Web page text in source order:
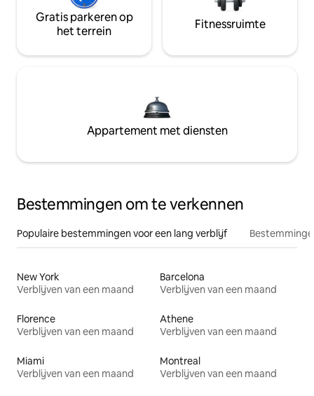
Gratis parkeren op
het terrein
Fitnessruimte
Appartement met diensten
Bestemmingen om te verkennen
Populaire bestemmingen voor een lang verblijf
New York
Verblijven van een maand
Barcelona
Verblijven van een maand
Florence
Verblijven van een maand
Athene
Verblijven van een maand
Miami
Verblijven van een maand
Montreal
Verblijven van een maand